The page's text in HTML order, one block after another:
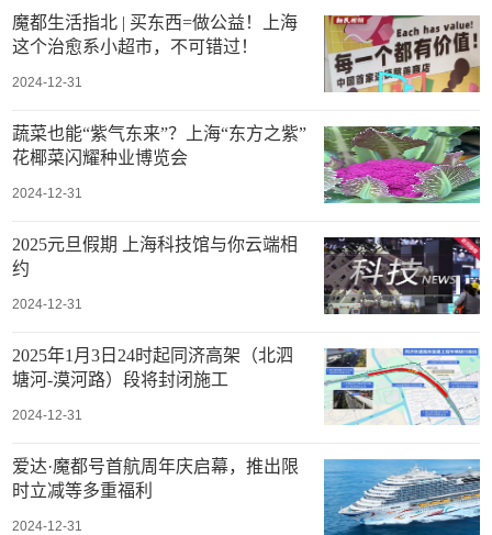
魔都生活指北 | 买东西=做公益！上海
这个治愈系小超市，不可错过！
2024-12-31
蔬菜也能“紫气东来”？上海“东方之紫”
花椰菜闪耀种业博览会
2024-12-31
2025元旦假期 上海科技馆与你云端相
约
2024-12-31
2025年1月3日24时起同济高架（北泗
塘河-漠河路）段将封闭施工
2024-12-31
爱达·魔都号首航周年庆启幕，推出限
时立减等多重福利
2024-12-31